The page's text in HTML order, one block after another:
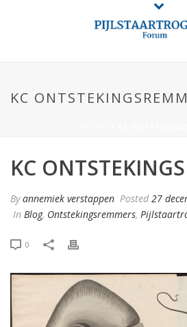
KC
KC
Byannemiek verstappen Posted 27
In Blog, Ontstekingsremmers,
0